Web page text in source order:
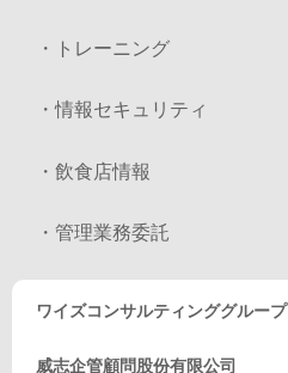
・トレーニング
・情報セキュリティ
・飲食店情報
・管理業務委託
ワイズコンサルティンググループ
威志企管顧問股份有限公司